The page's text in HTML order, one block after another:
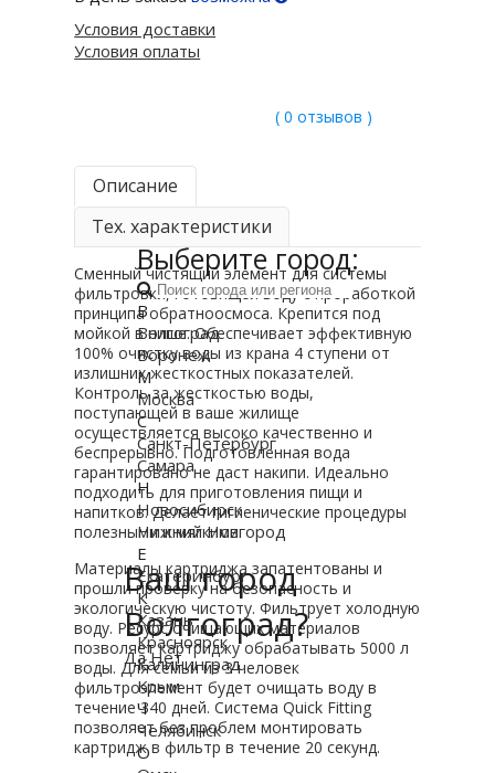
Условия доставки
Условия оплаты
( 0 отзывов )
Описание
Тех. характеристики
Сменный чистящий элемент для системы
фильтровки, готовящей воду с проработкой
принципа обратноосмоса. Крепится под
мойкой в нише. Обеспечивает эффективную
100% очистку воды из крана 4 ступени от
излишних жесткостных показателей.
Контроль за жесткостью воды,
поступающей в ваше жилище
осуществляется высоко качественно и
беспрерывно. Подготовленная вода
гарантировано не даст накипи. Идеально
подходить для приготовления пищи и
напитков. Делает гигиенические процедуры
полезными и мягкими.
Материалы картриджа запатентованы и
прошли проверку на безопасность и
экологическую чистоту. Фильтрует холодную
воду. Ресурс очищающих материалов
позволяет картриджу обрабатывать 5000 л
воды. Для семьи из 3 человек
фильтроэлемент будет очищать воду в
течение 340 дней. Система Quick Fitting
позволяет без проблем монтировать
картридж в фильтр в течение 20 секунд.
Ваш город
Волгоград?
Да Нет
Выберите город:
В
Волгоград
Воронеж
М
Москва
С
Санкт-Петербург
Самара
Н
Новосибирск
Нижний Новгород
Е
Екатеринбург
К
Казань
Красноярск
Калининград
Крым
Ч
Челябинск
О